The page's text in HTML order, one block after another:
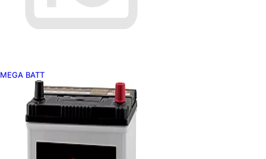
MEGA BATT